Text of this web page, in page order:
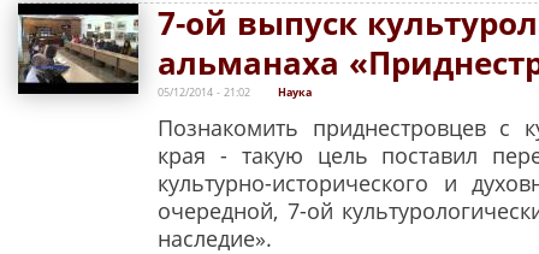
7-ой выпуск
альманаха
05/12/2014 - 21:02 Наука
Познакомить приднестровцев с
края - такую цель поставил
культурно-исторического и
очередной, 7-ой
наследие».